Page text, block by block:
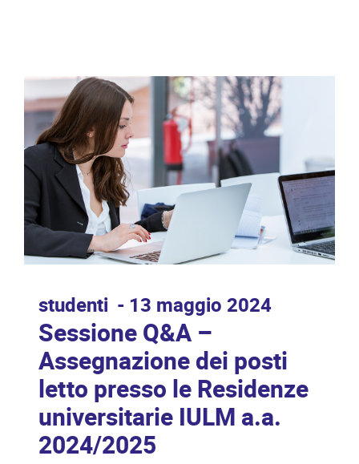
studenti 13 maggio 2024
Sessione Q&A –
Assegnazione dei posti
letto presso le Residenze
universitarie IULM a.a.
2024/2025